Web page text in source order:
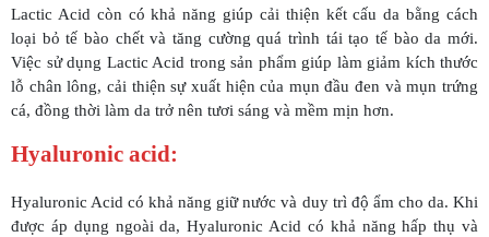
Lactic Acid còn có khả năng giúp cải thiện kết cấu da bằng cách
loại bỏ tế bào chết và tăng cường quá trình tái tạo tế bào da mới.
Việc sử dụng Lactic Acid trong sản phẩm giúp làm giảm kích thước
lỗ chân lông, cải thiện sự xuất hiện của mụn đầu đen và mụn trứng
cá, đồng thời làm da trở nên tươi sáng và mềm mịn hơn.
Hyaluronic acid:
Hyaluronic Acid có khả năng giữ nước và duy trì độ ẩm cho da. Khi
được áp dụng ngoài da, Hyaluronic Acid có khả năng hấp thụ và